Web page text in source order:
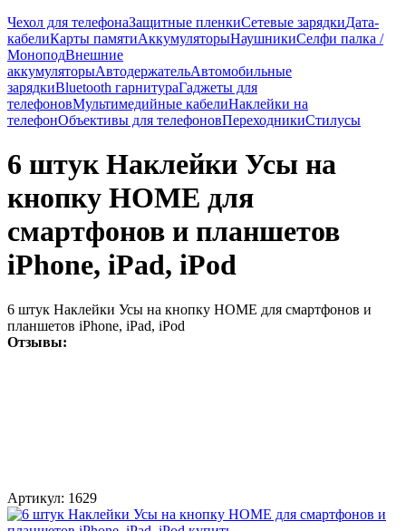
Чехол для телефонаЗащитные пленкиСетевые зарядкиДата-
кабелиКарты памятиАккумуляторыНаушникиСелфи палка /
МоноподВнешние
аккумуляторыАвтодержательАвтомобильные
зарядкиBluetooth гарнитураГаджеты для
телефоновМультимедийные кабелиНаклейки на
телефонОбъективы для телефоновПереходникиСтилусы
6 штук Наклейки Усы на
кнопку HOME для
смартфонов и планшетов
iPhone, iPad, iPod
6 штук Наклейки Усы на кнопку HOME для смартфонов и
планшетов iPhone, iPad, iPod
Отзывы:
Артикул: 1629